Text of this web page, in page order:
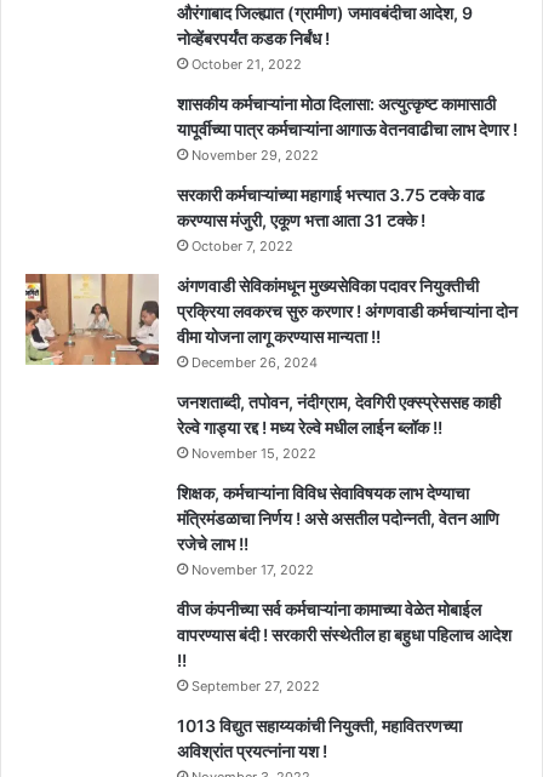
औरंगाबाद जिल्ह्यात (ग्रामीण) जमावबंदीचा आदेश, 9
नोव्हेंबरपर्यंत कडक निर्बंध !
October 21, 2022
शासकीय कर्मचाऱ्यांना मोठा दिलासा: अत्युत्कृष्ट कामासाठी
यापूर्वीच्या पात्र कर्मचाऱ्यांना आगाऊ वेतनवाढीचा लाभ देणार !
November 29, 2022
सरकारी कर्मचाऱ्यांच्या महागाई भत्त्यात 3.75 टक्के वाढ
करण्यास मंजुरी, एकूण भत्ता आता 31 टक्के !
October 7, 2022
अंगणवाडी सेविकांमधून मुख्यसेविका पदावर नियुक्तीची
प्रक्रिया लवकरच सुरु करणार ! अंगणवाडी कर्मचाऱ्यांना दोन
वीमा योजना लागू करण्यास मान्यता !!
December 26, 2024
जनशताब्दी, तपोवन, नंदीग्राम, देवगिरी एक्स्प्रेससह काही
रेल्वे गाड्या रद्द ! मध्य रेल्वे मधील लाईन ब्लॉक !!
November 15, 2022
शिक्षक, कर्मचाऱ्यांना विविध सेवाविषयक लाभ देण्याचा
मंत्रिमंडळाचा निर्णय ! असे असतील पदोन्नती, वेतन आणि
रजेचे लाभ !!
November 17, 2022
वीज कंपनीच्या सर्व कर्मचाऱ्यांना कामाच्या वेळेत मोबाईल
वापरण्यास बंदी ! सरकारी संस्थेतील हा बहुधा पहिलाच आदेश
!!
September 27, 2022
1013 विद्युत सहाय्यकांची नियुक्ती, महावितरणच्या
अविश्रांत प्रयत्नांना यश !